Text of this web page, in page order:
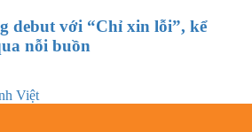
debut với “Chỉ xin lỗi”, kể
nỗi buồn
Việt